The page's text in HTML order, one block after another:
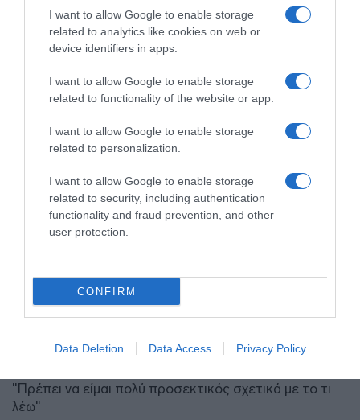
I want to allow Google to enable storage
related to analytics like cookies on web or
device identifiers in apps.
I want to allow Google to enable storage
related to functionality of the website or app.
I want to allow Google to enable storage
related to personalization.
I want to allow Google to enable storage
related to security, including authentication
functionality and fraud prevention, and other
user protection.
CONFIRM
Data Deletion Data Access Privacy Policy
Η ανάρτηση στο Instagram!
26.02.2024 - 14:59
MEDIA
Αινιγματικός ο Βιν Ντίζελ για το τέλος της
σειράς ταινιών “Fast & Furious” (vid)
"Πρέπει να είμαι πολύ προσεκτικός σχετικά με το τι
λέω"